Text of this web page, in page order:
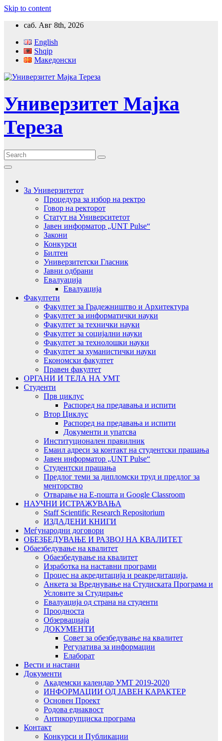
Skip to content
саб. Авг 8th, 2026
English
Shqip
Македонски
Универзитет Мајка
Тереза
За Универзитетот
Процедура за избор на ректро
Говор на ректорот
Статут на Университетот
Јавен информатор „UNT Pulse“
Закони
Конкурси
Билтен
Универзитетски Гласник
Јавни одбрани
Евалуација
Евалуација
Факултети
Факултет за Градежништво и Архитектура
Факултет за информатички науки
Факултет за технички науки
Факултет за социјални науки
Факултет за технолошки науки
Факултет за хуманистички науки
Економски факултет
Правен факултет
ОРГАНИ И ТЕЛА НА УМТ
Студенти
Прв циклус
Распоред на предавањa и испити
Втор Циклус
Распоред на предавањa и испити
Документи и упатсва
Институционален правилник
Емаил адреси за контакт на студентски прашања
Јавен информатор „UNT Pulse“
Студентски прашања
Предлог теми за дипломски труд и предлог за
менторство
Отварање на Е-пошта и Google Classroom
НАУЧНИ ИСТРАЖУВАЊА
Staff Scientific Research Repositorium
ИЗДАДЕНИ КНИГИ
Меѓународни договори
ОБЕЗБЕДУВАЊЕ И РАЗВОЈ НА КВАЛИТЕТ
Обаезбедување на квалитет
Обаезбедување на квалитет
Изработка на наставни програми
Процес на акредитација и реакредитација,
Анкета за Вреднување на Студиската Програма и
Условите за Студирање
Евалуација од страна на студенти
Проодноста
Обзервациаја
ДОКУМЕНТИ
Совет за обезбедување на квалитет
Регулатива за информации
Елаборат
Вести и настани
Документи
Академски календар УМТ 2019-2020
ИНФОРМАЦИИ ОД ЈАВЕН КАРАКТЕР
Основен Проект
Родова еднаквост
Антикорупциска програма
Контакт
Конкурси и Публикации